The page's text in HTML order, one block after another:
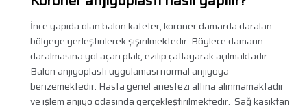
İnce yapıda olan balon kateter, koroner damarda daralan
bölgeye yerleştirilerek şişirilmektedir. Böylece damarın
daralmasına yol açan plak, ezilip çatlayarak açılmaktadır.
Balon anjiyoplasti uygulaması normal anjiyoya
benzemektedir. Hasta genel anestezi altına alınmamaktadır
ve işlem anjiyo odasında gerçekleştirilmektedir. Sağ kasıktan